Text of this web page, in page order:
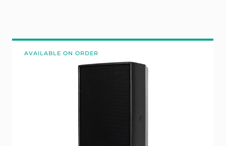
AVAILABLE ON ORDER